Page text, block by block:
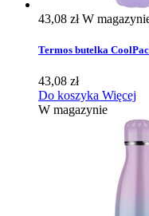
43,08 złW
Termos butelka
43,08 zł
Do koszyka Więcej
W magazynie